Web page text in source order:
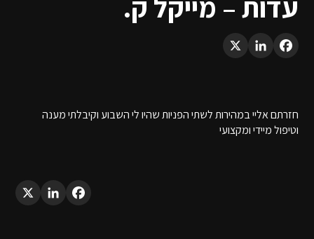
Facebook
LinkedIn
X
חזרתם אליי במהירות לשתי הפניות שהיו לי השבוע וקיבלתי מענה
וטיפול מיידי ומקצועי
Facebook
LinkedIn
X